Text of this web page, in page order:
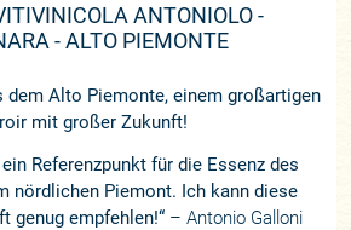
ANTONIOLO -
- ALTO PIEMONTE
dem Alto Piemonte, einem großartigen
mit großer Zukunft!
Referenzpunkt für die Essenz des
nördlichen Piemont. Ich kann diese
genug empfehlen!“– Antonio Galloni